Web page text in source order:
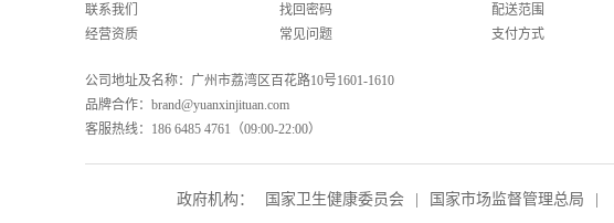
联系我们
经营资质
找回密码
常见问题
配送范围
支付方式
公司地址及名称：广州市荔湾区百花路10号1601-1610
品牌合作：brand@yuanxinjituan.com
客服热线：186 6485 4761（09:00-22:00）
政府机构： 国家卫生健康委员会 国家市场监督管理总局